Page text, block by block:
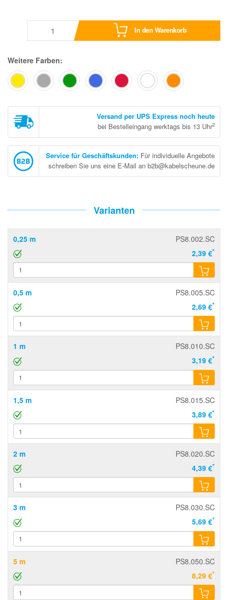
In den Warenkorb
Weitere Farben:
Versand per UPS Express noch heute
bei Bestelleingang werktags bis 13 Uhr2
Service für Geschäftskunden: Für individuelle Angebote
schreiben Sie uns eine E-Mail an b2b@kabelscheune.de
Varianten
0,25 m
PS8.002.SC
2,39 €*
0,5 m
PS8.005.SC
2,69 €*
1 m
PS8.010.SC
3,19 €*
1,5 m
PS8.015.SC
3,89 €*
2 m
PS8.020.SC
4,39 €*
3 m
PS8.030.SC
5,69 €*
5 m
PS8.050.SC
8,29 €*